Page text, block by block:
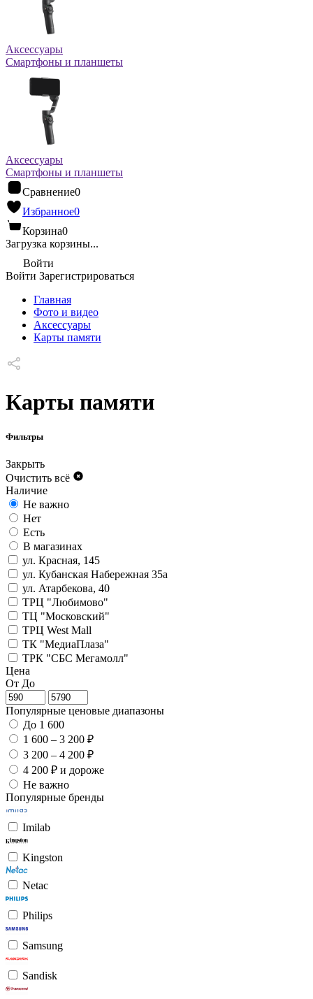
Аксессуары
Смартфоны и планшеты
Аксессуары
Смартфоны и планшеты
Сравнение0
Избранное0
Корзина0
Загрузка корзины...
Войти
Войти Зарегистрироваться
Главная
Фото и видео
Аксессуары
Карты памяти
Карты памяти
Фильтры
Закрыть
Очистить всё
Наличие
Не важно
Нет
Есть
В магазинах
ул. Красная, 145
ул. Кубанская Набережная 35а
ул. Атарбекова, 40
ТРЦ "Любимово"
ТЦ "Московский"
ТРЦ West Mall
ТК "МедиаПлаза"
ТРК "СБС Мегамолл"
Цена
От До
Популярные ценовые диапазоны
До 1 600
1 600 – 3 200 ₽
3 200 – 4 200 ₽
4 200 ₽ и дороже
Не важно
Популярные бренды
Imilab
Kingston
Netac
Philips
Samsung
Sandisk